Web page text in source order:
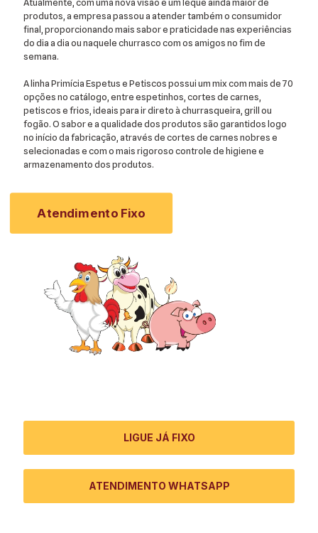
produtos, a empresa passou a atender também o consumidor
final, proporcionando mais sabor e praticidade nas experiências
do dia a dia ou naquele churrasco com os amigos no fim de
semana.
A linha Primícia Espetus e Petiscos possui um mix com mais de 70
opções no catálogo, entre espetinhos, cortes de carnes,
petiscos e frios, ideais para ir direto à churrasqueira, grill ou
fogão. O sabor e a qualidade dos produtos são garantidos logo
no início da fabricação, através de cortes de carnes nobres e
selecionadas e com o mais rigoroso controle de higiene e
armazenamento dos produtos.
Atendimento Fixo
LIGUE JÁ FIXO
ATENDIMENTO WHATSAPP